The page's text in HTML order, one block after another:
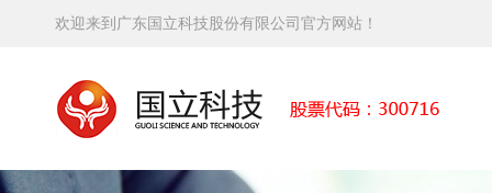
欢迎来到广东国立科技股份有限公司官方网站！